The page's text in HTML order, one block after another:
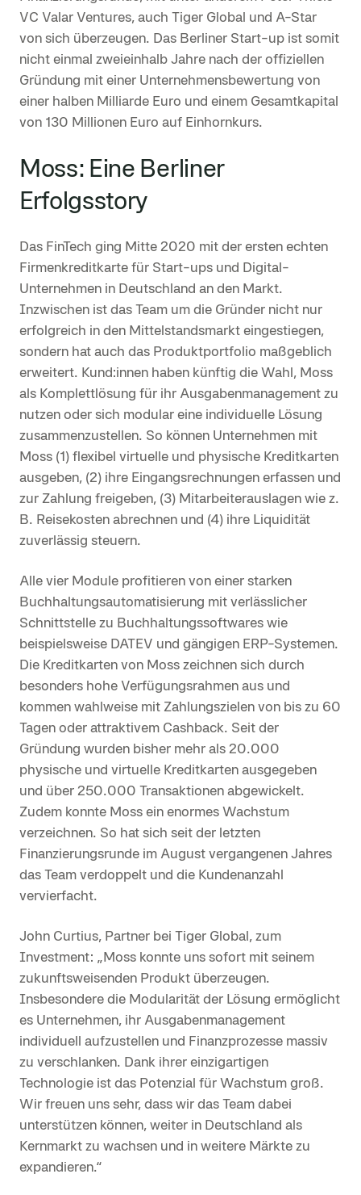
VC Valar Ventures, auch Tiger Global und A-Star
von sich überzeugen. Das Berliner Start-up ist somit
nicht einmal zweieinhalb Jahre nach der offiziellen
Gründung mit einer Unternehmensbewertung von
einer halben Milliarde Euro und einem Gesamtkapital
von 130 Millionen Euro auf Einhornkurs.
Moss: Eine Berliner
Erfolgsstory
Das FinTech ging Mitte 2020 mit der ersten echten
Firmenkreditkarte für Start-ups und Digital-
Unternehmen in Deutschland an den Markt.
Inzwischen ist das Team um die Gründer nicht nur
erfolgreich in den Mittelstandsmarkt eingestiegen,
sondern hat auch das Produktportfolio maßgeblich
erweitert. Kund:innen haben künftig die Wahl, Moss
als Komplettlösung für ihr Ausgabenmanagement zu
nutzen oder sich modular eine individuelle Lösung
zusammenzustellen. So können Unternehmen mit
Moss (1) flexibel virtuelle und physische Kreditkarten
ausgeben, (2) ihre Eingangsrechnungen erfassen und
zur Zahlung freigeben, (3) Mitarbeiterauslagen wie z.
B. Reisekosten abrechnen und (4) ihre Liquidität
zuverlässig steuern.
Alle vier Module profitieren von einer starken
Buchhaltungsautomatisierung mit verlässlicher
Schnittstelle zu Buchhaltungssoftwares wie
beispielsweise DATEV und gängigen ERP-Systemen.
Die Kreditkarten von Moss zeichnen sich durch
besonders hohe Verfügungsrahmen aus und
kommen wahlweise mit Zahlungszielen von bis zu 60
Tagen oder attraktivem Cashback. Seit der
Gründung wurden bisher mehr als 20.000
physische und virtuelle Kreditkarten ausgegeben
und über 250.000 Transaktionen abgewickelt.
Zudem konnte Moss ein enormes Wachstum
verzeichnen. So hat sich seit der letzten
Finanzierungsrunde im August vergangenen Jahres
das Team verdoppelt und die Kundenanzahl
vervierfacht.
John Curtius, Partner bei Tiger Global, zum
Investment: „Moss konnte uns sofort mit seinem
zukunftsweisenden Produkt überzeugen.
Insbesondere die Modularität der Lösung ermöglicht
es Unternehmen, ihr Ausgabenmanagement
individuell aufzustellen und Finanzprozesse massiv
zu verschlanken. Dank ihrer einzigartigen
Technologie ist das Potenzial für Wachstum groß.
Wir freuen uns sehr, dass wir das Team dabei
unterstützen können, weiter in Deutschland als
Kernmarkt zu wachsen und in weitere Märkte zu
expandieren.“